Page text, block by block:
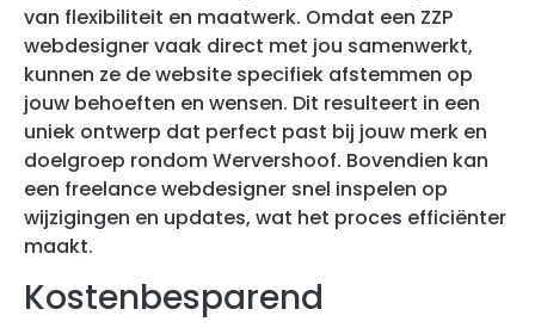
van flexibiliteit en maatwerk. Omdat een ZZP
webdesigner vaak direct met jou samenwerkt,
kunnen ze de website specifiek afstemmen op
jouw behoeften en wensen. Dit resulteert in een
uniek ontwerp dat perfect past bij jouw merk en
doelgroep rondom Wervershoof. Bovendien kan
een freelance webdesigner snel inspelen op
wijzigingen en updates, wat het proces efficiënter
maakt.
Kostenbesparend